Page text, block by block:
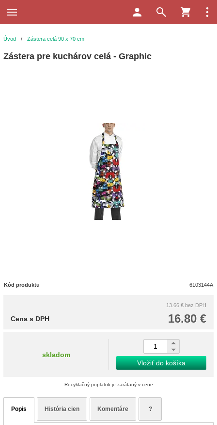
Úvod / Zástera celá 90 x 70 cm
Zástera pre kuchárov celá - Graphic
Kód produktu 6103144A
13.66 € bez DPH
16.80 €
Cena s DPH
skladom
Vložiť do košíka
Recyklačný poplatok je zarátaný v cene
Popis História cien Komentáre ?